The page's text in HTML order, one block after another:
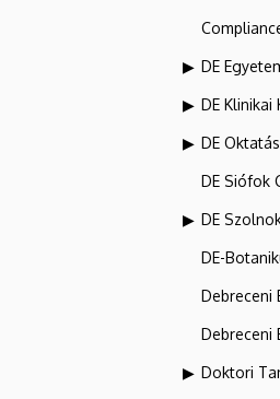
DE
DE Klinikai
DE
DE Siófok
DE
DE-
Debreceni
Debreceni
Doktori